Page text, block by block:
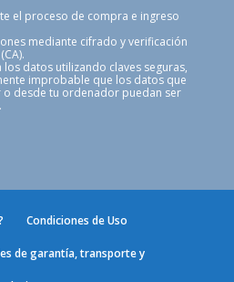
el proceso de compra e ingreso
mediante cifrado y verificación
los datos utilizando claves seguras,
improbable que los datos que
desde tu ordenador puedan ser
Condiciones de Uso
de garantía, transporte y